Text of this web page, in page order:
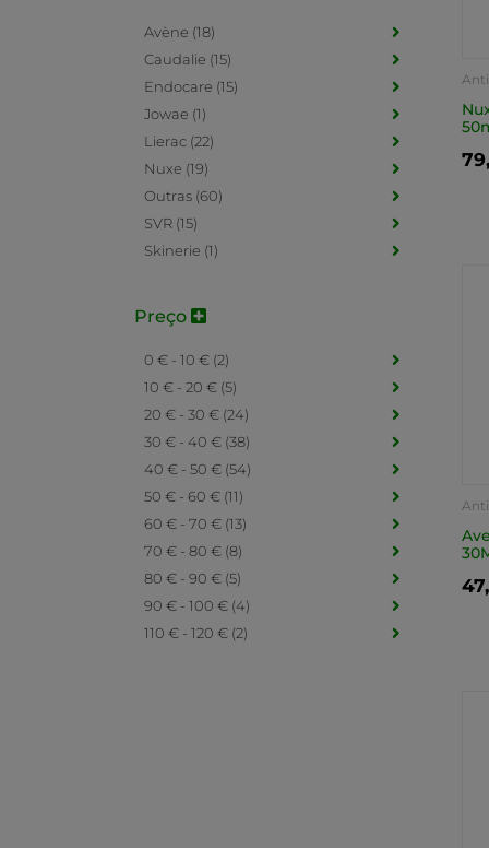
Avène (18)
Caudalie (15)
Endocare (15)
Jowae (1)
Lierac (22)
Nuxe (19)
Outras (60)
SVR (15)
Skinerie (1)
Preço
0 € - 10 € (2)
10 € - 20 € (5)
20 € - 30 € (24)
30 € - 40 € (38)
40 € - 50 € (54)
50 € - 60 € (11)
60 € - 70 € (13)
70 € - 80 € (8)
80 € - 90 € (5)
90 € - 100 € (4)
110 € - 120 € (2)